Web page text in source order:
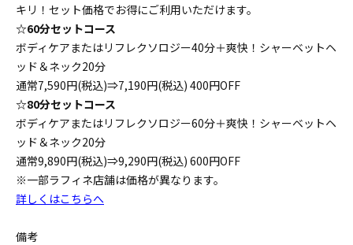
キリ！セット価格でお得にご利用いただけます。
☆60分セットコース
ボディケアまたはリフレクソロジー40分＋爽快！シャーベットヘ
ッド＆ネック20分
通常7,590円(税込)⇒7,190円(税込) 400円OFF
☆80分セットコース
ボディケアまたはリフレクソロジー60分＋爽快！シャーベットヘ
ッド＆ネック20分
通常9,890円(税込)⇒9,290円(税込) 600円OFF
※一部ラフィネ店舗は価格が異なります。
詳しくはこちらへ
備考